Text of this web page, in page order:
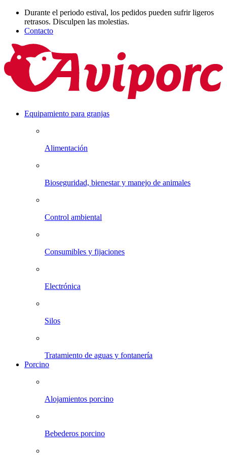
Durante el periodo estival, los pedidos pueden sufrir ligeros
retrasos. Disculpen las molestias.
Contacto
Equipamiento para granjas
Alimentación
Bioseguridad, bienestar y manejo de animales
Control ambiental
Consumibles y fijaciones
Electrónica
Silos
Tratamiento de aguas y fontanería
Porcino
Alojamientos porcino
Bebederos porcino